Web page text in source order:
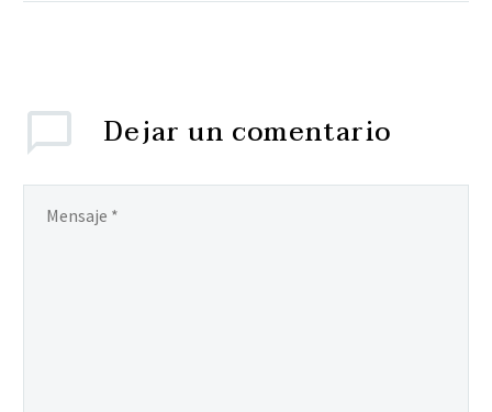
Dejarun comentario